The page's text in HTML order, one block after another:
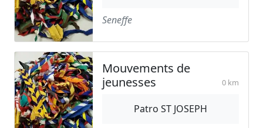
Seneffe
Mouvements de
jeunesses
0 km
Patro ST JOSEPH